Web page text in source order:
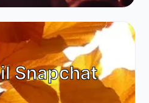
Snapchat